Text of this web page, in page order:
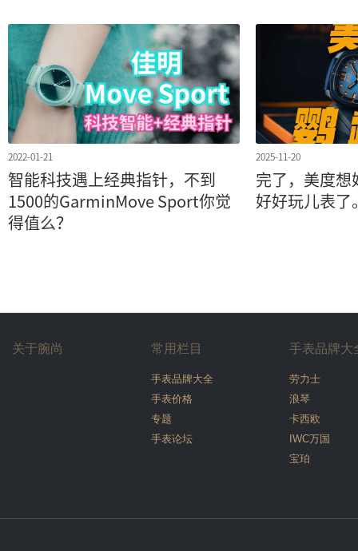
2022-01-21
智能科技遇上经典指针，不到
1500的GarminMove Sport你觉
得值么？
2025-11-20
完了，美度
好好玩儿表了
关于腕尚 常用栏目
手表品牌大全
手表价格
专题
手表论坛
手表品牌大
劳力士
浪琴
卡西欧
IWC万国
宝珀